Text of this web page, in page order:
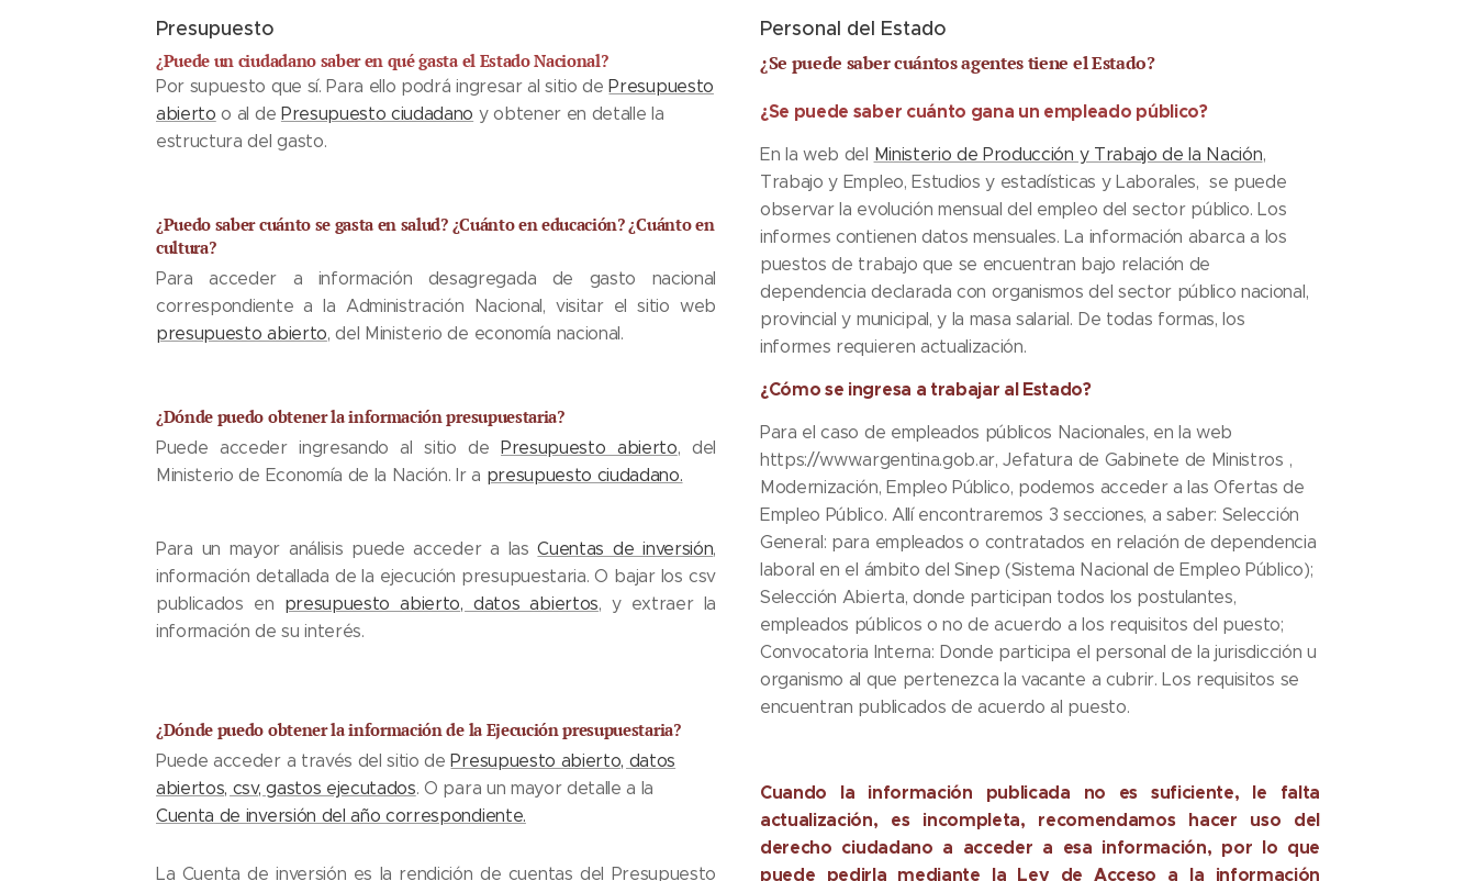
Presupuesto
¿Puede un ciudadano saber en qué gasta el Estado Nacional?
Por supuesto que sí. Para ello podrá ingresar al sitio dePresupuesto
abierto o al de Presupuesto ciudadano y obtener en detalle la
estructura del gasto.
¿Puedo saber cuánto se gasta en salud? ¿Cuánto en educación? ¿Cuánto en
cultura?
Para acceder a información desagregada de gasto nacional
correspondiente a la Administración Nacional, visitar el sitio web
presupuesto abierto, del Ministerio de economía nacional.
¿Dónde puedo obtener la información presupuestaria?
Puede acceder ingresando al sitio dePresupuesto abierto, del
Ministerio de Economía de la Nación. Ir a presupuesto ciudadano.
Para un mayor análisis puede acceder a lasCuentas de inversión,
información detallada de la ejecución presupuestaria. O bajar los csv
publicados en presupuesto abierto, datos abiertos, y extraer la
información de su interés.
¿Dónde puedo obtener la información de la Ejecución presupuestaria?
Puede acceder a través del sitio dePresupuesto abierto, datos
abiertos, csv, gastos ejecutados. O para un mayor detalle a la
Cuenta de inversión del año correspondiente.
La Cuenta de inversión es la rendición de cuentas del Presupuesto
Personal del Estado
¿Se puede saber cuántos agentes tiene el Estado?
¿Se puede saber cuánto gana un empleado público?
En la web del Ministerio de Producción y Trabajo de la Nación,
Trabajo y Empleo, Estudios y estadísticas y Laborales, se puede
observar la evolución mensual del empleo del sector público. Los
informes contienen datos mensuales. La información abarca a los
puestos de trabajo que se encuentran bajo relación de
dependencia declarada con organismos del sector público nacional,
provincial y municipal, y la masa salarial. De todas formas, los
informes requieren actualización.
¿Cómo se ingresa a trabajar al Estado?
Para el caso de empleados públicos Nacionales, en la web
https://www.argentina.gob.ar, Jefatura de Gabinete de Ministros ,
Modernización, Empleo Público, podemos acceder a las Ofertas de
Empleo Público. Allí encontraremos 3 secciones, a saber: Selección
General: para empleados o contratados en relación de dependencia
laboral en el ámbito del Sinep (Sistema Nacional de Empleo Público);
Selección Abierta, donde participan todos los postulantes,
empleados públicos o no de acuerdo a los requisitos del puesto;
Convocatoria Interna: Donde participa el personal de la jurisdicción u
organismo al que pertenezca la vacante a cubrir. Los requisitos se
encuentran publicados de acuerdo al puesto.
Cuando la información publicada no es suficiente, le falta
actualización, es incompleta, recomendamos hacer uso del
derecho ciudadano a acceder a esa información, por lo que
puede pedirla mediante la Ley de Acceso a la información